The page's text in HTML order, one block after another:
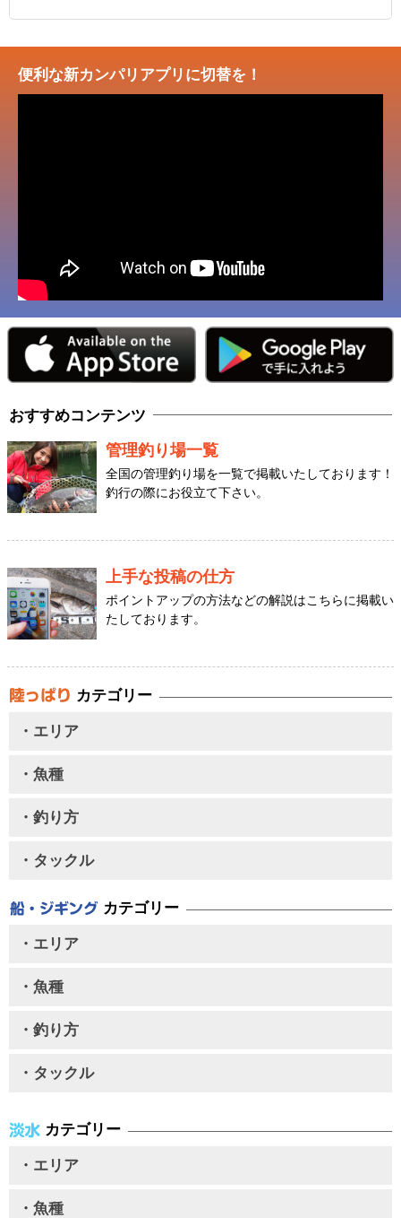
便利な新カンパリアプリに切替を！
おすすめコンテンツ
管理釣り場一覧
全国の管理釣り場を一覧で掲載いたしております！
釣行の際にお役立て下さい。
上手な投稿の仕方
ポイントアップの方法などの解説はこちらに掲載い
たしております。
カテゴリー
・エリア
・魚種
・釣り方
・タックル
カテゴリー
・エリア
・魚種
・釣り方
・タックル
カテゴリー
・エリア
・魚種